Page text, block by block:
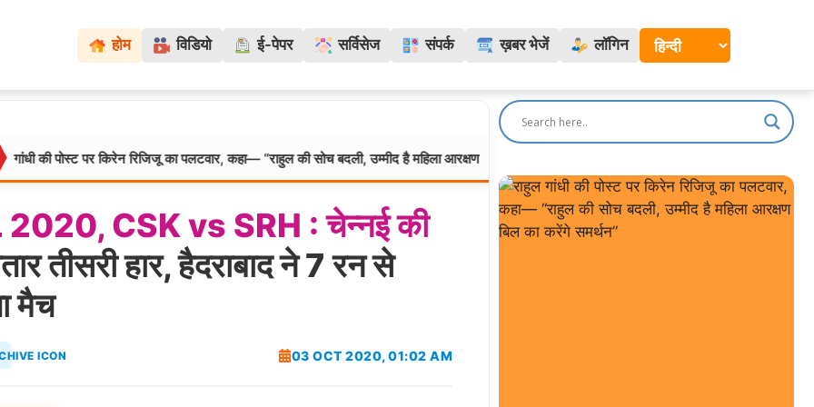
होम विडियो ई-पेपर सर्विसेज संपर्क ख़बर भेजें लॉगिन
पर किरेन रिजिजू का पलटवार, कहा— “राहुल की सोच बदली, उम्मीद है महिला आरक्षण बिल का करेंगे समर्थन”
2020, CSKvs SRH : चेन्नईकी
तीसरी हार, हैदराबाद ने 7 रन से
मैच
03 OCT 2020, 01:02 AM